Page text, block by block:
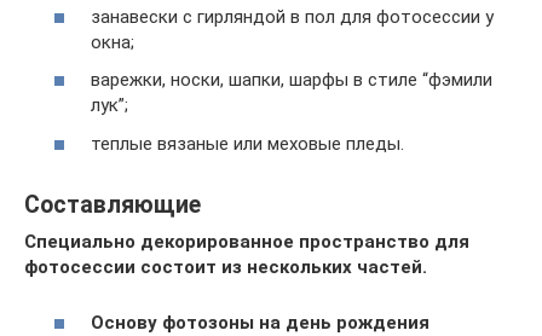
занавески с гирляндой в пол для фотосессии у
окна;
варежки, носки, шапки, шарфы в стиле “фэмили
лук”;
теплые вязаные или меховые пледы.
Составляющие
Специально декорированное пространство для
фотосессии состоит из нескольких частей.
Основу фотозоны на день рождения